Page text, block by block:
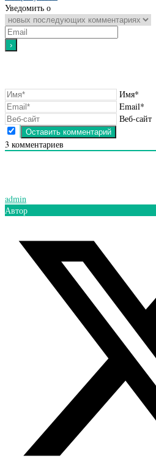
Уведомить о
Имя*
Email*
Веб-сайт
3 комментариев
admin
Автор